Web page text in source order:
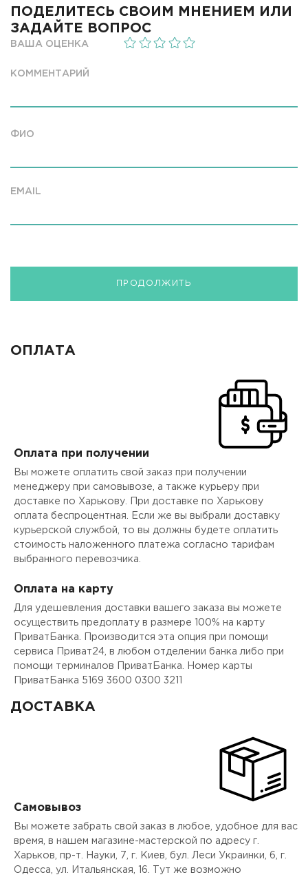
ПОДЕЛИТЕСЬ СВОИМ МНЕНИЕМ ИЛИ
ЗАДАЙТЕ ВОПРОС
ВАША ОЦЕНКА
КОММЕНТАРИЙ
ФИО
EMAIL
ПРОДОЛЖИТЬ
ОПЛАТА
Оплата при получении
Вы можете оплатить свой заказ при получении
менеджеру при самовывозе, а также курьеру при
доставке по Харькову. При доставке по Харькову
оплата беспроцентная. Если же вы выбрали доставку
курьерской службой, то вы должны будете оплатить
стоимость наложенного платежа согласно тарифам
выбранного перевозчика.
Оплата на карту
Для удешевления доставки вашего заказа вы можете
осуществить предоплату в размере 100% на карту
ПриватБанка. Производится эта опция при помощи
сервиса Приват24, в любом отделении банка либо при
помощи терминалов ПриватБанка. Номер карты
ПриватБанка 5169 3600 0300 3211
ДОСТАВКА
Самовывоз
Вы можете забрать свой заказ в любое, удобное для вас
время, в нашем магазине-мастерской по адресу г.
Харьков, пр-т. Науки, 7, г. Киев, бул. Леси Украинки, 6, г.
Одесса, ул. Итальянская, 16. Тут же возможно